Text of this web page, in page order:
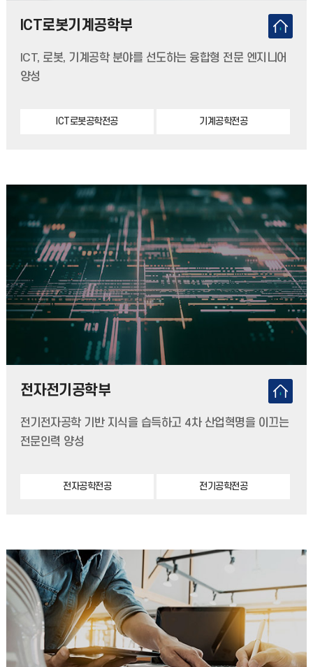
ICT로봇기계공학부
ICT, 로봇, 기계공학 분야를 선도하는 융합형 전문 엔지니어
양성
ICT로봇공학전공 기계공학전공
전자전기공학부
전기전자공학 기반 지식을 습득하고 4차 산업혁명을 이끄는
전문인력 양성
전자공학전공 전기공학전공